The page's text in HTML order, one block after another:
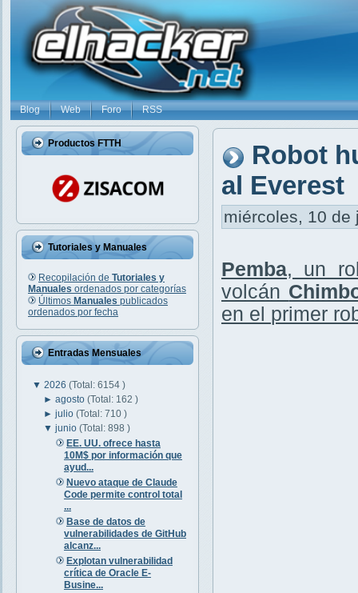
Blog Web Foro RSS
Productos FTTH
Tutoriales y Manuales
Recopilación de Tutoriales y
Manuales ordenados por categorías
Últimos Manuales publicados
ordenados por fecha
Entradas Mensuales
▼ 2026 (Total: 6154 )
►agosto(Total: 162 )
►julio(Total: 710 )
▼junio(Total: 898 )
EE. UU. ofrece hasta
10M$ por información que
ayud...
Nuevo ataque de Claude
Code permite control total
...
Base de datos de
vulnerabilidades de GitHub
alcanz...
Explotan vulnerabilidad
crítica de Oracle E-
Busine...
Robot
al Everest
miércoles, 10 de
Pemba, un
volcán
en el primer